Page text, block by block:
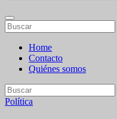
Home
Contacto
Quiénes somos
Política